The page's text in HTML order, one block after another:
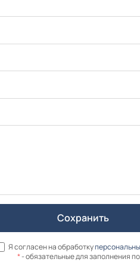
Я согласен на обработку
*- обязательные для заполнения